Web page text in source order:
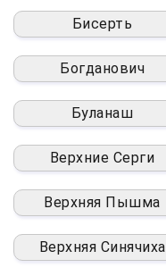
Бисерть
Богданович
Буланаш
Верхние Серги
Верхняя Пышма
Верхняя Синячиха